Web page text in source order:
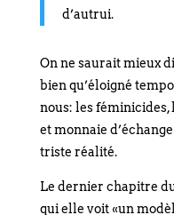
d’autrui.
On ne saurait mieux
bien qu’éloigné
nous: les féminicides,
et monnaie
triste réalité.
Le dernier chapitre
qui elle voit «un